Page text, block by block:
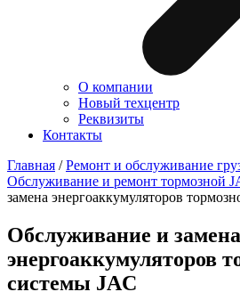
О компании
Новый техцентр
Реквизиты
Контакты
Главная /Ремонт и обслуживание
Обслуживание и ремонт тормозной
замена энергоаккумуляторов
Обслуживание и замена
энергоаккумуляторов
системы JAC